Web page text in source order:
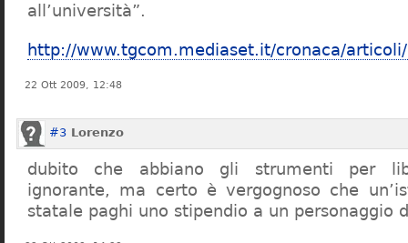
all’università”.
http://www.tgcom.mediaset.it/cronaca/
22 Ott 2009, 12:48
#3 Lorenzo
dubito che abbiano gli strumenti per
ignorante, ma certo è vergognoso che
statale paghi uno stipendio a un personaggio